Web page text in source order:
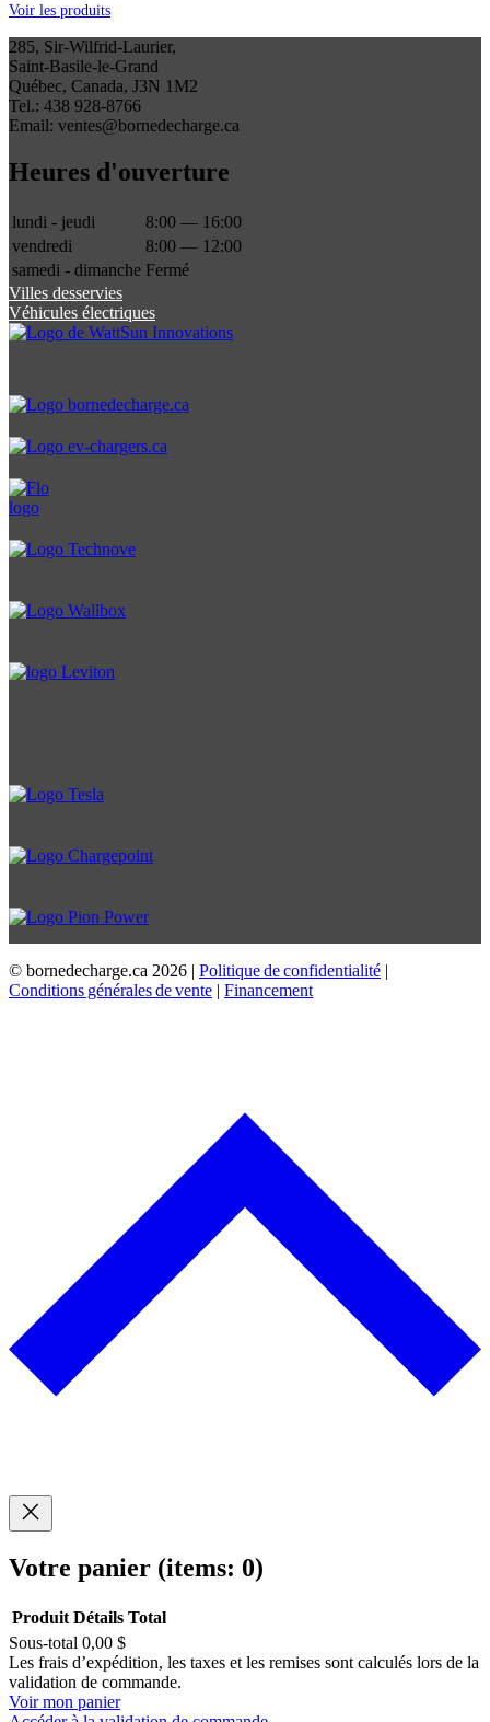
Voir les produits
285, Sir-Wilfrid-Laurier,
Saint-Basile-le-Grand
Québec, Canada, J3N 1M2
Tel.: 438 928-8766
Email: ventes@bornedecharge.ca
Heures d'ouverture
lundi - jeudi
8:00 — 16:00
vendredi
8:00 — 12:00
samedi - dimanche Fermé
Villes desservies
Véhicules électriques
© bornedecharge.ca 2026 | Politique de confidentialité |
Conditions générales de vente | Financement
Votre panier (items: 0)
Produits
dans
Produit Détails Total
Sous-total 0,00 $
Les frais d’expédition, les taxes et les remises sont calculés lors de la
validation de commande.
Voir mon panier